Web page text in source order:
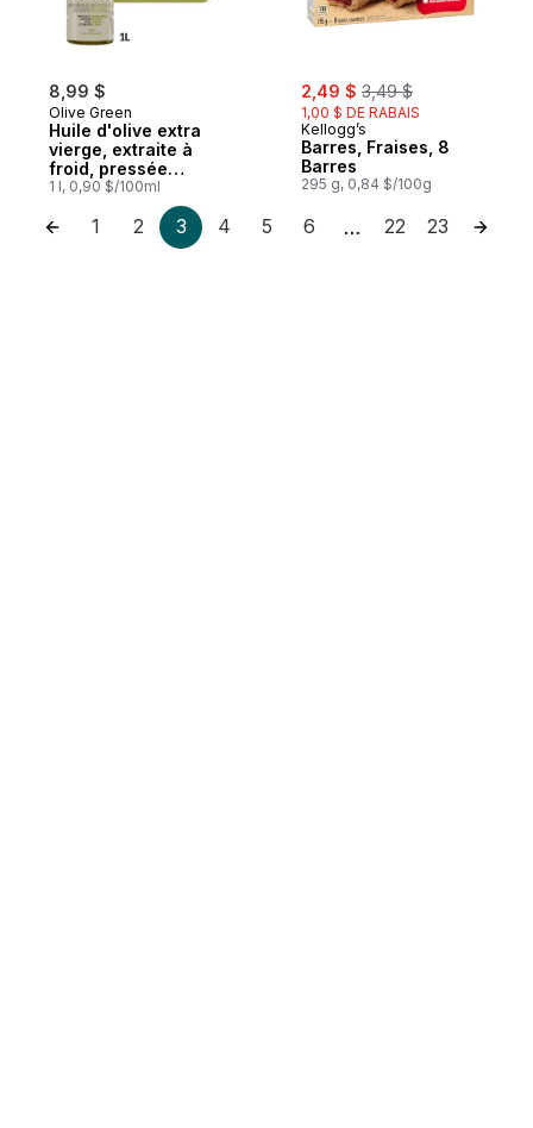
8,99 $
Olive Green
Huile d'olive extra
vierge, extraite à
froid, pressée
naturellement, 100 %
1 l, 0,90 $/100ml
sale:
2,49 $ , formerly:
3,49 $
1,00 $ DE RABAIS
Kellogg’s
Barres, Fraises, 8
Barres
295 g, 0,84 $/100g
1 2 3 4 5 6 … 22 23